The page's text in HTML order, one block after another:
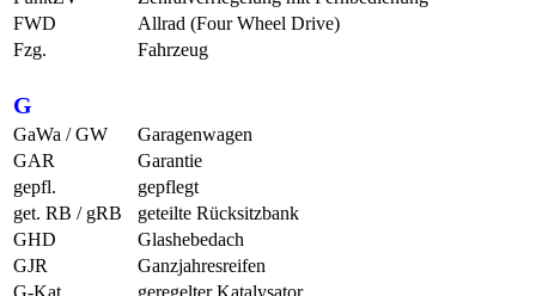
FWD
Allrad (Four Wheel Drive)
Fzg.
Fahrzeug
G
GaWa / GW
Garagenwagen
GAR
Garantie
gepfl.
gepflegt
get. RB / gRB
geteilte Rücksitzbank
GHD
Glashebedach
GJR
Ganzjahresreifen
G-Kat
geregelter Katalysator